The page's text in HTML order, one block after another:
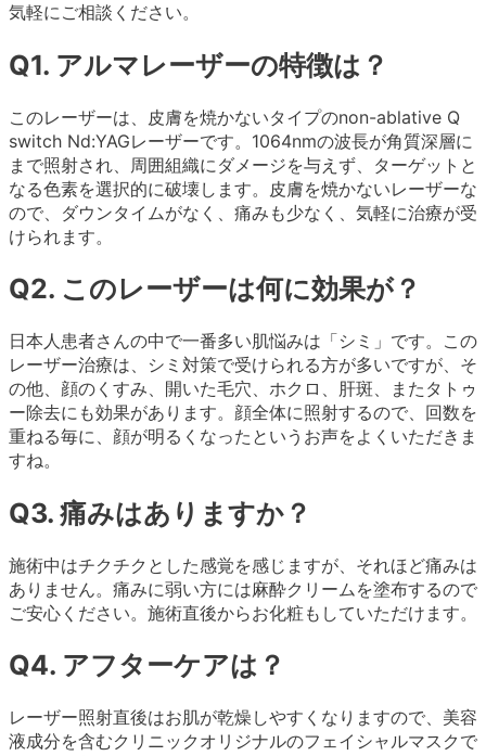
気軽にご相談ください。
Q1. アルマレーザーの特徴は？
このレーザーは、皮膚を焼かないタイプのnon-ablative Q
switch Nd:YAGレーザーです。1064nmの波長が角質深層に
まで照射され、周囲組織にダメージを与えず、ターゲットと
なる色素を選択的に破壊します。皮膚を焼かないレーザーな
ので、ダウンタイムがなく、痛みも少なく、気軽に治療が受
けられます。
Q2. このレーザーは何に効果が？
日本人患者さんの中で一番多い肌悩みは「シミ」です。この
レーザー治療は、シミ対策で受けられる方が多いですが、そ
の他、顔のくすみ、開いた毛穴、ホクロ、肝斑、またタトゥ
ー除去にも効果があります。顔全体に照射するので、回数を
重ねる毎に、顔が明るくなったというお声をよくいただきま
すね。
Q3. 痛みはありますか？
施術中はチクチクとした感覚を感じますが、それほど痛みは
ありません。痛みに弱い方には麻酔クリームを塗布するので
ご安心ください。施術直後からお化粧もしていただけます。
Q4. アフターケアは？
レーザー照射直後はお肌が乾燥しやすくなりますので、美容
液成分を含むクリニックオリジナルのフェイシャルマスクで